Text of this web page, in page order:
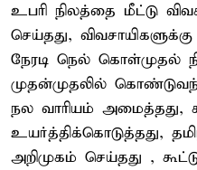
உபரி நிலத்தை மீட்டு
செய்தது,
நேரடி நெல் கொள்முதல்
முதன்முதலில்
நல வாரியம் அமைத்தது,
உயர்த்திக்கொடுத்தது,
அறிமுகம் செய்தது ,